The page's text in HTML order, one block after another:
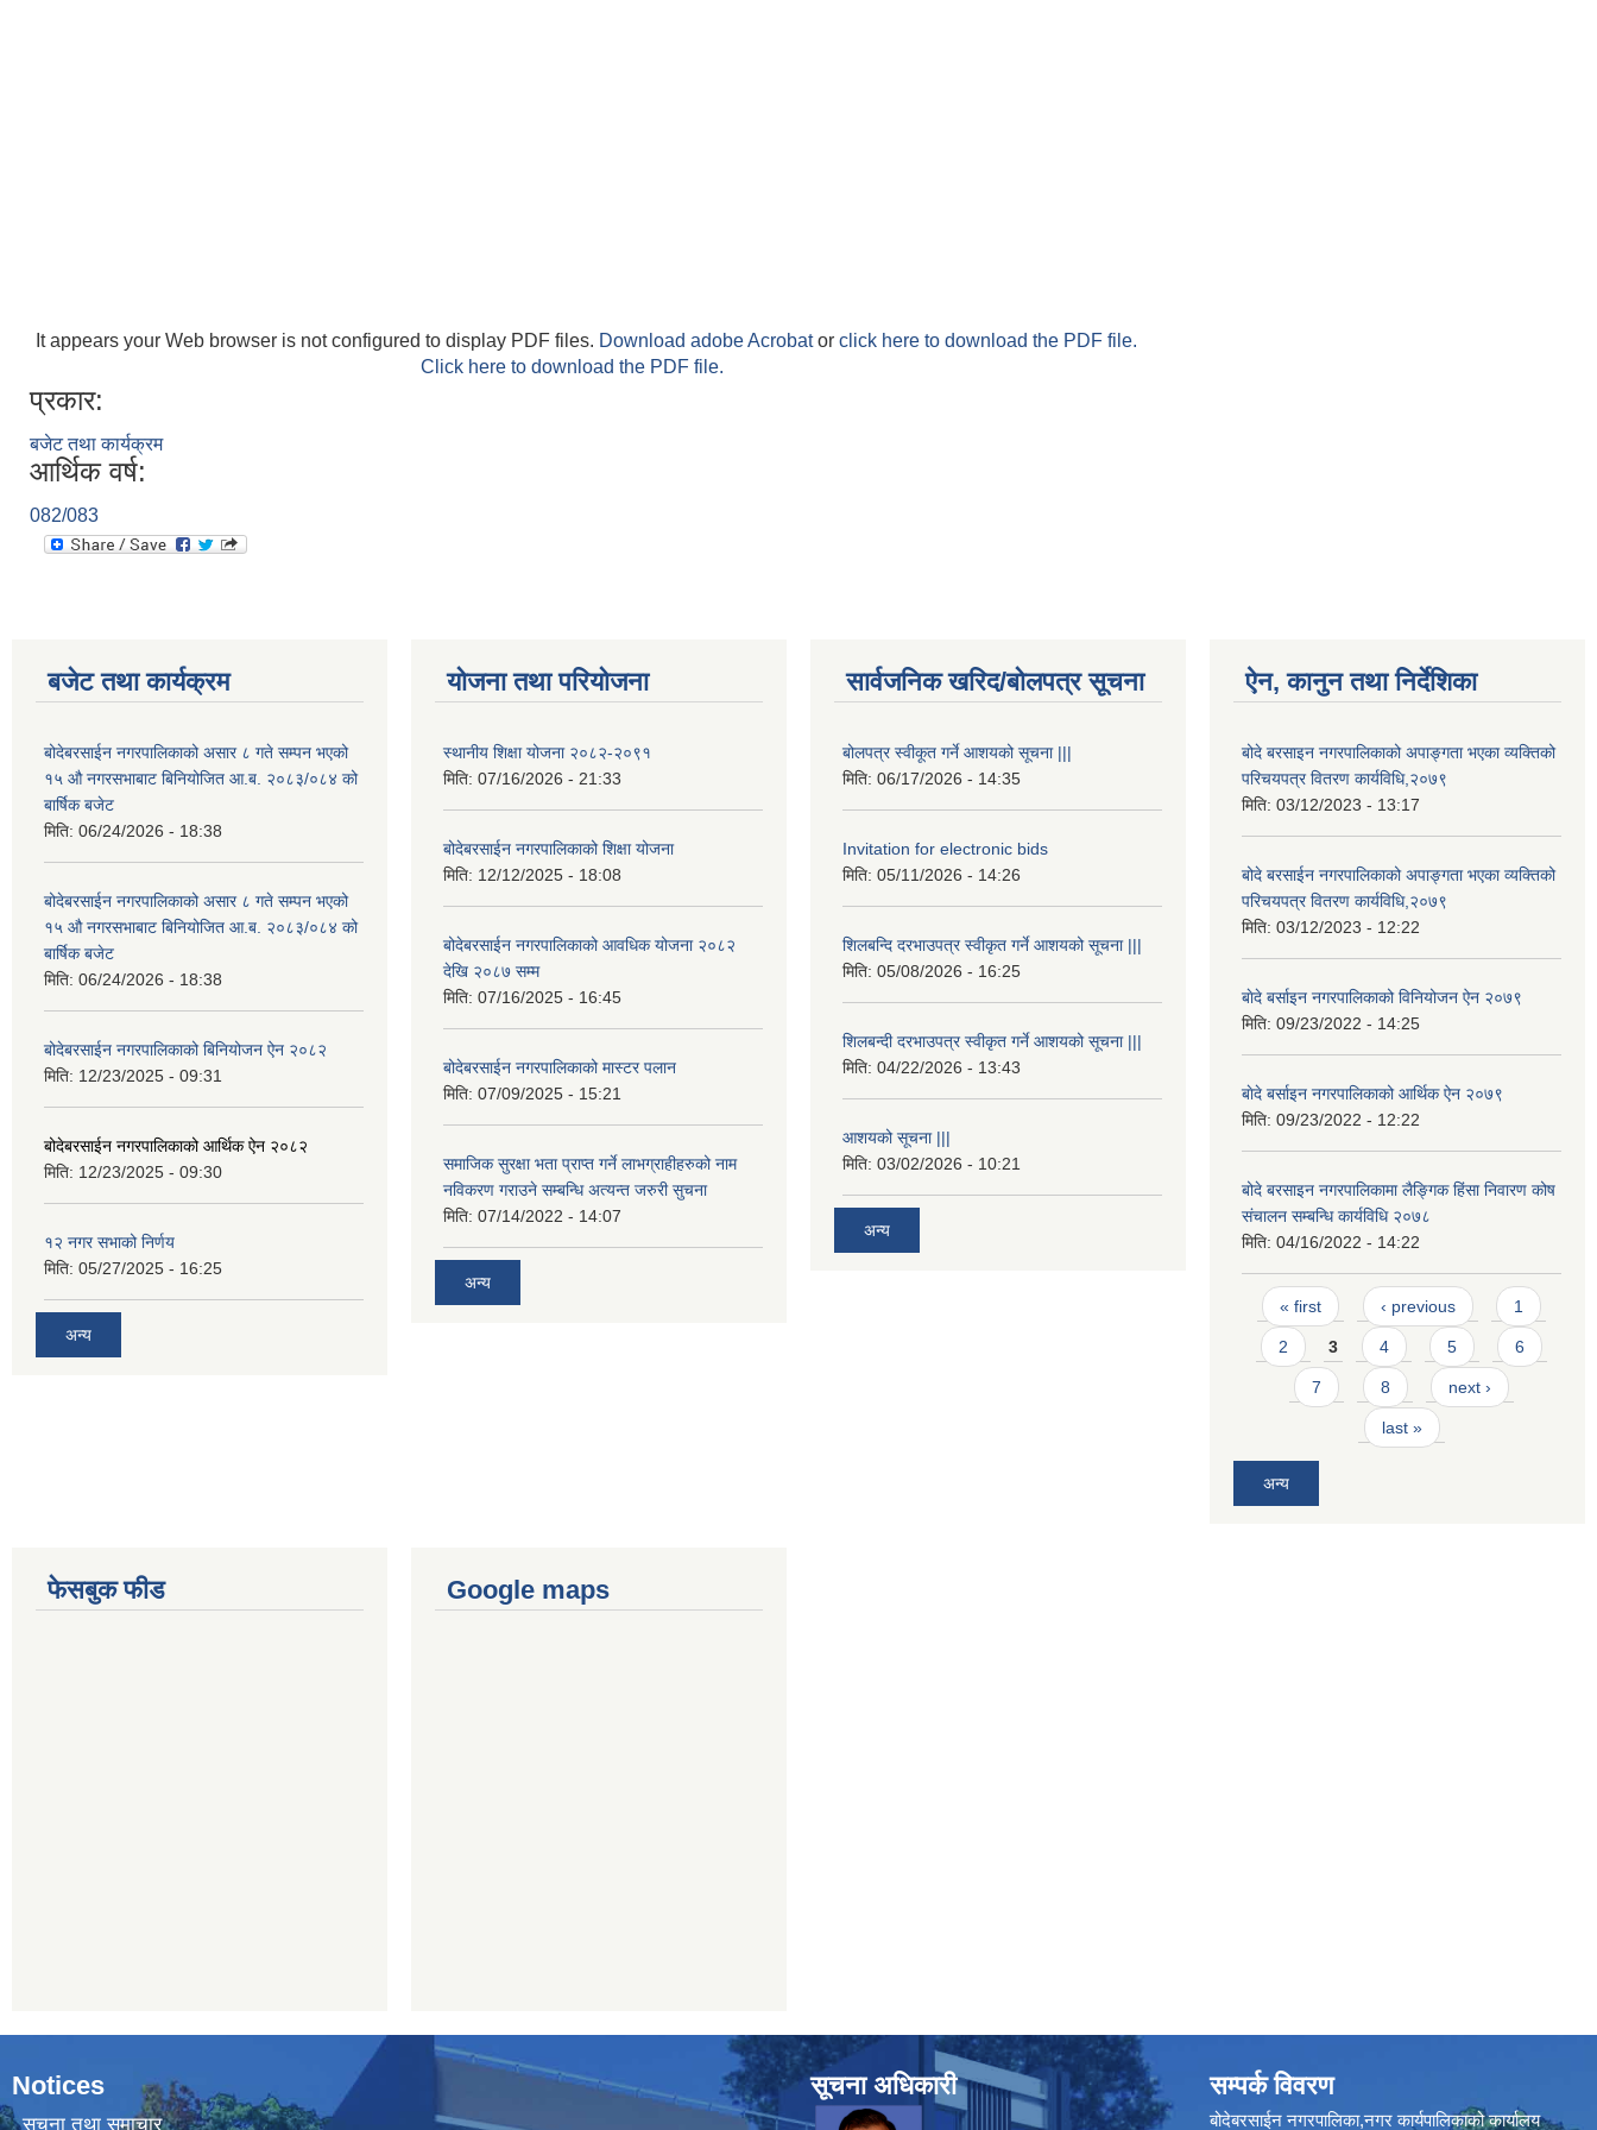
It appears your Web browser is not configured to display PDF files. Download adobe Acrobator click here to download the PDF file.
Click here to download the PDF file.
प्रकार:
बजेट तथा कार्यक्रम
आर्थिक वर्ष:
082/083
बजेट तथा कार्यक्रम
बोदेबरसाईन नगरपालिकाको असार ८ गते सम्पन भएको
१५ ‍‍‍औ नगरसभाबाट बिनियोजित आ.ब. २०८३/०८४ को
बार्षिक बजेट
मिति: 06/24/2026 - 18:38
बोदेबरसाईन नगरपालिकाको असार ८ गते सम्पन भएको
१५ ‍‍‍औ नगरसभाबाट बिनियोजित आ.ब. २०८३/०८४ को
बार्षिक बजेट
मिति: 06/24/2026 - 18:38
बोदेबरसाईन नगरपालिकाको बिनियोजन ऐन २०८२
मिति: 12/23/2025 - 09:31
बोदेबरसाईन नगरपालिकाको आर्थिक ऐन २०८२
मिति: 12/23/2025 - 09:30
१२ नगर सभाको निर्णय
मिति: 05/27/2025 - 16:25
अन्य
योजना तथा परियोजना
स्थानीय शिक्षा योजना २०८२-२०९१
मिति: 07/16/2026 - 21:33
बोदेबरसाईन नगरपालिकाको शिक्षा योजना
मिति: 12/12/2025 - 18:08
बोदेबरसाईन नगरपालिकाको आवधिक योजना २०८२
देखि २०८७ सम्म
मिति: 07/16/2025 - 16:45
बोदेबरसाईन नगरपालिकाको मास्टर पलान
मिति: 07/09/2025 - 15:21
समाजिक सुरक्षा भता प्राप्त गर्ने लाभग्राहीहरुको नाम
नविकरण गराउने सम्बन्धि अत्यन्त जरुरी सुचना
मिति: 07/14/2022 - 14:07
अन्य
सार्वजनिक खरिद/बोलपत्र सूचना
बोलपत्र स्वीकूत गर्ने आशयको सूचना |||
मिति: 06/17/2026 - 14:35
Invitation for electronic bids
मिति: 05/11/2026 - 14:26
शिलबन्दि दरभाउपत्र स्वीकृत गर्ने आशयको सूचना |||
मिति: 05/08/2026 - 16:25
शिलबन्दी दरभाउपत्र स्वीकृत गर्ने आशयको सूचना |||
मिति: 04/22/2026 - 13:43
आशयको सूचना |||
मिति: 03/02/2026 - 10:21
अन्य
ऐन, कानुन तथा निर्देशिका
बोदे बरसाइन नगरपालिकाको अपाङ्गता भएका व्यक्तिको
परिचयपत्र वितरण कार्यविधि,२०७९
मिति: 03/12/2023 - 13:17
बोदे बरसाईन नगरपालिकाको अपाङ्गता भएका व्यक्तिको
परिचयपत्र वितरण कार्यविधि,२०७९
मिति: 03/12/2023 - 12:22
बाेदे बर्साइन नगरपालिकाको विनियोजन ऐन २०७९
मिति: 09/23/2022 - 14:25
बाेदे बर्साइन नगरपालिकाको आर्थिक ऐन २०७९
मिति: 09/23/2022 - 12:22
बोदे बरसाइन नगरपालिकामा लैङ्गिक हिंसा निवारण कोष
संचालन सम्बन्धि कार्यविधि २०७८
मिति: 04/16/2022 - 14:22
Pages
« first ‹ previous 1
2 3 4 5 6
7 8 next ›
last »
अन्य
फेसबुक फीड Google maps
Notices
सूचना तथा समाचार
सूचना अधिकारी सम्पर्क विवरण
बोदेबरसाईन नगरपालिका,नगर कार्यपालिकाको कार्यालय